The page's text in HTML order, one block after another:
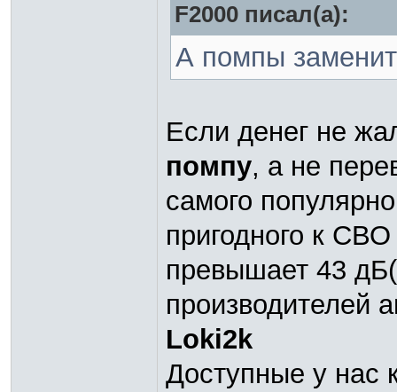
F2000 писал(а):
А помпы
Если денег не
помпу, а не
самого
пригодного к
превышает 43
производителей
Loki2k
Доступные у нас